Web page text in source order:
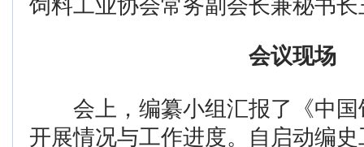
饲料工业协会常务副会长兼秘书
会议现场
会上，编纂小组汇报了《中国
开展情况与工作进度。自启动编